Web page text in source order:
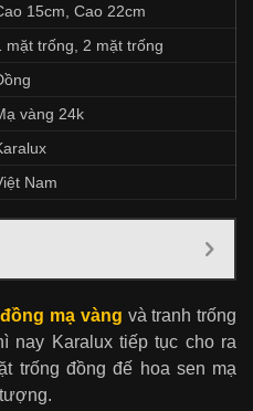
15cm, Cao 22cm
mặt trống, 2 mặt trống
vàng 24k
Nam
mạ vàng và tranh trống
nay Karalux tiếp tục cho ra
trống đồng đế hoa sen mạ